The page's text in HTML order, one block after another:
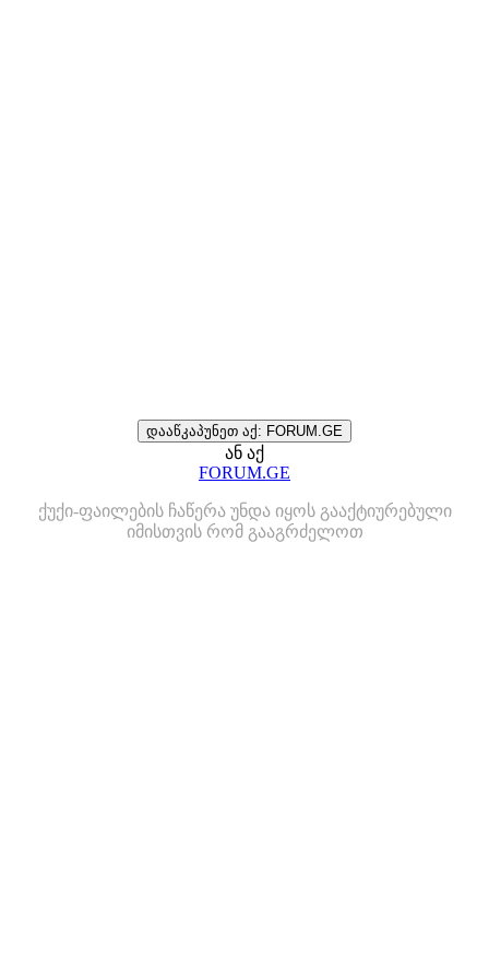
დააწკაპუნეთ აქ: FORUM.GE
ან აქ
FORUM.GE
ქუქი-ფაილების ჩაწერა უნდა იყოს გააქტიურებული
იმისთვის რომ გააგრძელოთ